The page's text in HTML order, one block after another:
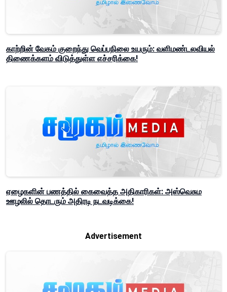
காற்றின் வேகம் குறைந்து வெப்பநிலை உயரும்: வளிமண்டலவியல்
திணைக்களம் விடுத்துள்ள எச்சரிக்கை!
ஏழைகளின் பணத்தில் கைவைத்த அதிகாரிகள்: அஸ்வெசும
ஊழலில் தொடரும் அதிரடி நடவடிக்கை!
Advertisement